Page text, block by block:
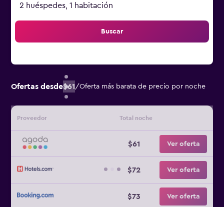
2 huéspedes, 1 habitación
Buscar
Ofertas desde$61/Oferta más barata de precio por noche
Proveedor Total noche
$61 Ver oferta
$72 Ver oferta
$73 Ver oferta